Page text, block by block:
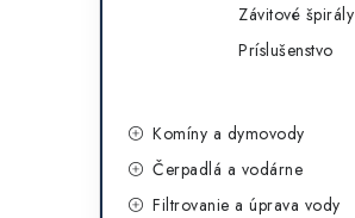
Závitové špirály
Príslušenstvo
Komíny a dymovody
Čerpadlá a vodárne
Filtrovanie a úprava vody